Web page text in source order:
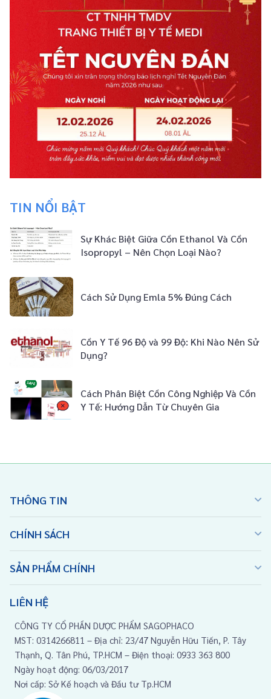
TIN NỔI BẬT
Sự Khác Biệt Giữa Cồn Ethanol Và Cồn
Isopropyl – Nên Chọn Loại Nào?
Cách Sử Dụng Emla 5% Đúng Cách
Cồn Y Tế 96 Độ và 99 Độ: Khi Nào Nên Sử
Dụng?
Cách Phân Biệt Cồn Công Nghiệp Và Cồn
Y Tế: Hướng Dẫn Từ Chuyên Gia
THÔNG TIN
CHÍNH SÁCH
SẢN PHẨM CHÍNH
LIÊN HỆ
CÔNG TY CỔ PHẦN DƯỢC PHẨM SAGOPHACO
MST: 0314266811 – Địa chỉ: 23/47 Nguyễn Hữu Tiến, P. Tây
Thạnh, Q. Tân Phú, TP.HCM – Điện thoại: 0933 363 800
Ngày hoạt động: 06/03/2017
Nơi cấp: Sở Kế hoạch và Đầu tư Tp.HCM